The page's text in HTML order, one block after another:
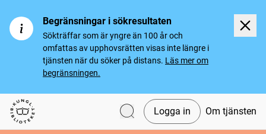
Begränsningar i sökresultaten
Sökträffar som är yngre än 100 år och
omfattas av upphovsrätten visas inte längre i
tjänsten när du söker på distans. Läs mer om
begränsningen.
Svenska tidningar
Logga in Om tjänsten